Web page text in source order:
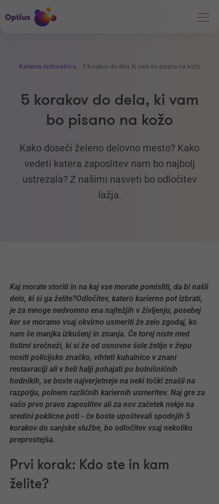
Karierna svetovalnica 5 korakov do dela, ki vam bo pisano na kožo
5 korakov do dela, ki vam
bo pisano na kožo
Kako doseči želeno delovno mesto? Kako
vedeti katera zaposlitev nam bo najbolj
ustrezala? Z našimi nasveti bo odločitev
lažja.
Kaj morate storiti in na kaj vse morate pomisliti, da bi našli
delo, ki si ga želite?Odločitev, katero karierno pot izbrati,
je za mnoge nedvomno ena najtežjih v življenju, posebej
ker se moramo vsaj okvirno usmeriti že zelo zgodaj, ko
nam še manjka izkušenj in znanja. Če torej niste med
tistimi srečneži, ki si že od osnovne šole želijo v žepu
nositi policijsko značko, vihteti kuhalnico v znani
restavraciji ali v beli halji pohajati po bolnišničnih
hodnikih, se boste najverjetneje na neki točki znašli na
razpotju, polnem različnih kariernih usmeritev. Naj gre za
vašo prvo pravo zaposlitev ali za nov začetek nekje na
sredini poklicne poti - če boste upoštevali spodnjih 5
korakov do sanjske službe, bo odločitev vsaj nekoliko
preprostejša.
Prvi korak: Kdo ste in kam
želite?